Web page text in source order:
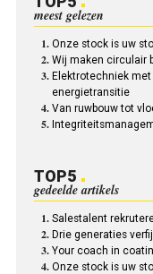
meest gelezen
Onze stock is uw
Wij maken circulair
Elektrotechniek
energietransitie
Van ruwbouw tot
TOP5
gedeelde artikels
Salestalent
Drie generaties
Your coach in
Onze stock is uw